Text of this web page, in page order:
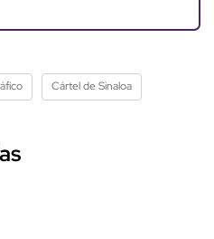
Cártel de Sinaloa